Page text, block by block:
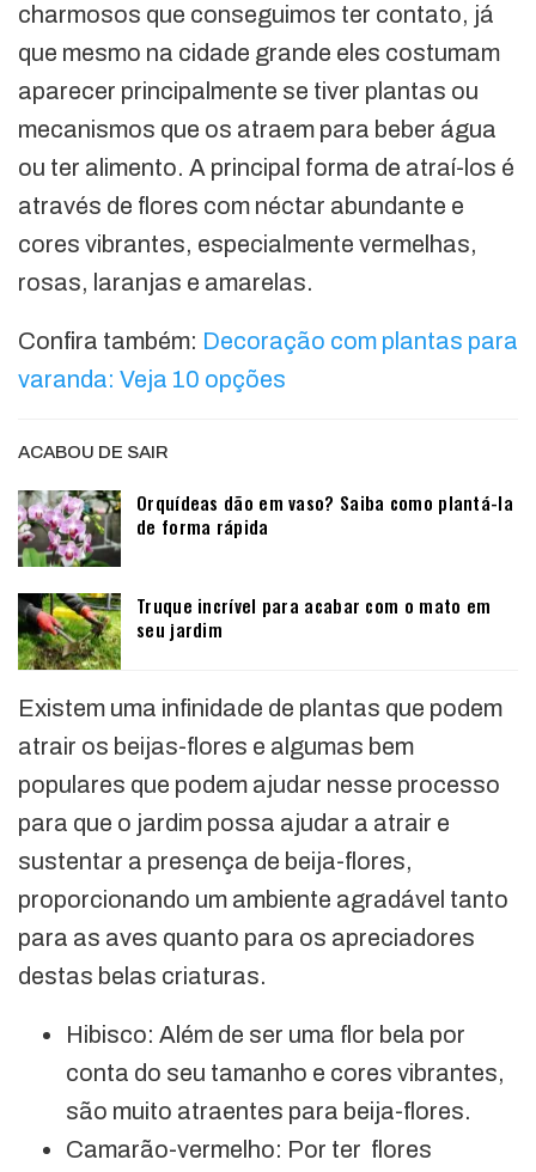
charmosos que conseguimos ter contato, já
que mesmo na cidade grande eles costumam
aparecer principalmente se tiver plantas ou
mecanismos que os atraem para beber água
ou ter alimento. A principal forma de atraí-los é
através de flores com néctar abundante e
cores vibrantes, especialmente vermelhas,
rosas, laranjas e amarelas.
Confira também: Decoração com plantas para
varanda: Veja 10 opções
ACABOU DE SAIR
Orquídeas dão em vaso? Saiba como plantá-la
de forma rápida
Truque incrível para acabar com o mato em
seu jardim
Existem uma infinidade de plantas que podem
atrair os beijas-flores e algumas bem
populares que podem ajudar nesse processo
para que o jardim possa ajudar a atrair e
sustentar a presença de beija-flores,
proporcionando um ambiente agradável tanto
para as aves quanto para os apreciadores
destas belas criaturas.
Hibisco: Além de ser uma flor bela por
conta do seu tamanho e cores vibrantes,
são muito atraentes para beija-flores.
Camarão-vermelho: Por ter flores